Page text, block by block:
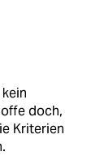
doch,
Kriterien